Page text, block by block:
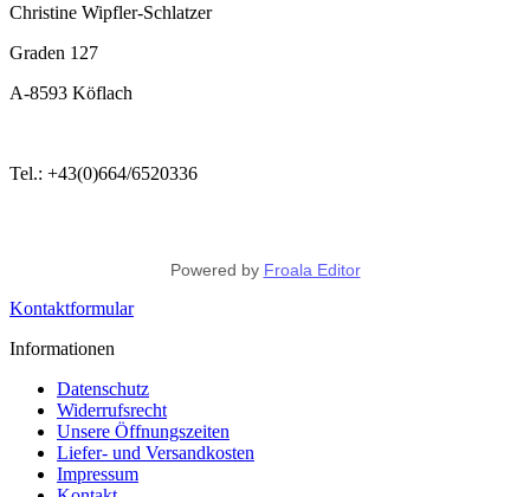
Christine Wipfler-Schlatzer
Graden 127
A-8593 Köflach
Tel.: +43(0)664/6520336
Powered by Froala Editor
Kontaktformular
Informationen
Datenschutz
Widerrufsrecht
Unsere Öffnungszeiten
Liefer- und Versandkosten
Impressum